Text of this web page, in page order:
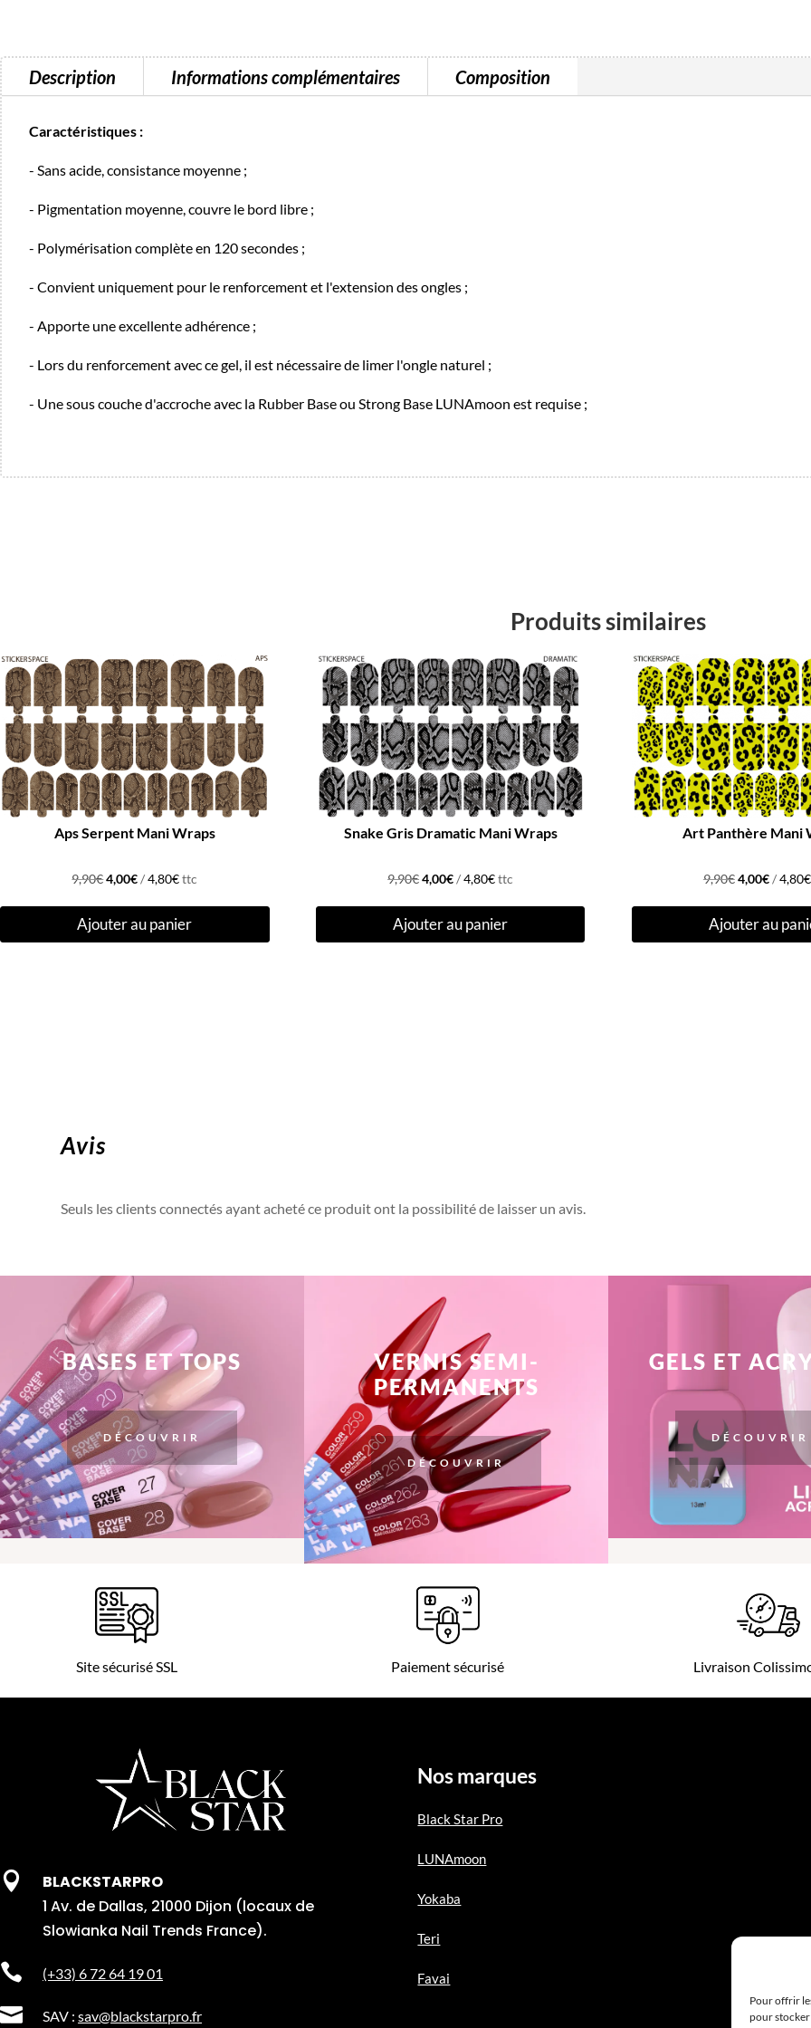
Pour offrir
pour stocker
Description Informations complémentaires Composition
Caractéristiques :
- Sans acide, consistance moyenne ;
- Pigmentation moyenne, couvre le bord libre ;
- Polymérisation complète en 120 secondes ;
- Convient uniquement pour le renforcement et l'extension des ongles ;
- Apporte une excellente adhérence ;
- Lors du renforcement avec ce gel, il est nécessaire de limer l'ongle naturel ;
- Une sous couche d'accroche avec la Rubber Base ou Strong Base LUNAmoon est requise ;
Produits similaires
Promo !
Aps Serpent Mani Wraps
9,90€Le
initial
4,00€Le
actuel
/4,80€ttc
Ajouter au panier
Promo !
Snake Gris Dramatic Mani Wraps
9,90€Le
initial
4,00€Le
actuel
/4,80€ttc
Ajouter au panier
Promo !
Art Panthère Mani
9,90€Le
initial
4,00€Le
actuel
/4,80€
Ajouter au
Avis
Seuls les clients connectés ayant acheté ce produit ont la possibilité de laisser un avis.
BASES ET TOPS
DÉCOUVRIR
VERNIS SEMI-
PERMANENTS
DÉCOUVRIR
GELS ET
DÉCOUVRIR
Site sécurisé SSL Paiement sécurisé Livraison

BLACKSTARPRO
1 Av. de Dallas, 21000 Dijon (locaux de
Slowianka Nail Trends France).
 (+33) 6 72 64 19 01
 SAV :sav@blackstarpro.fr
Nos marques
Black Star Pro
LUNAmoon
Yokaba
Teri
Favai